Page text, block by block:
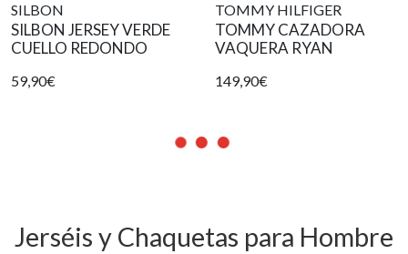
SILBON
SILBON JERSEY VERDE
CUELLO REDONDO
59,90€
TOMMY HILFIGER
TOMMY CAZADORA
VAQUERA RYAN
149,90€
Jerséis y Chaquetas para Hombre